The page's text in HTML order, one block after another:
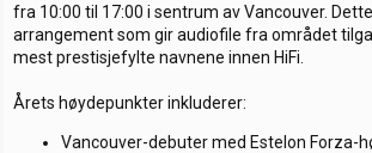
fra 10:00 til 17:00 i sentrum av Vancouver.
arrangement som gir audiofile fra området
mest prestisjefylte navnene innen HiFi.
Årets høydepunkter inkluderer:
Vancouver-debuter med Estelon Forza-